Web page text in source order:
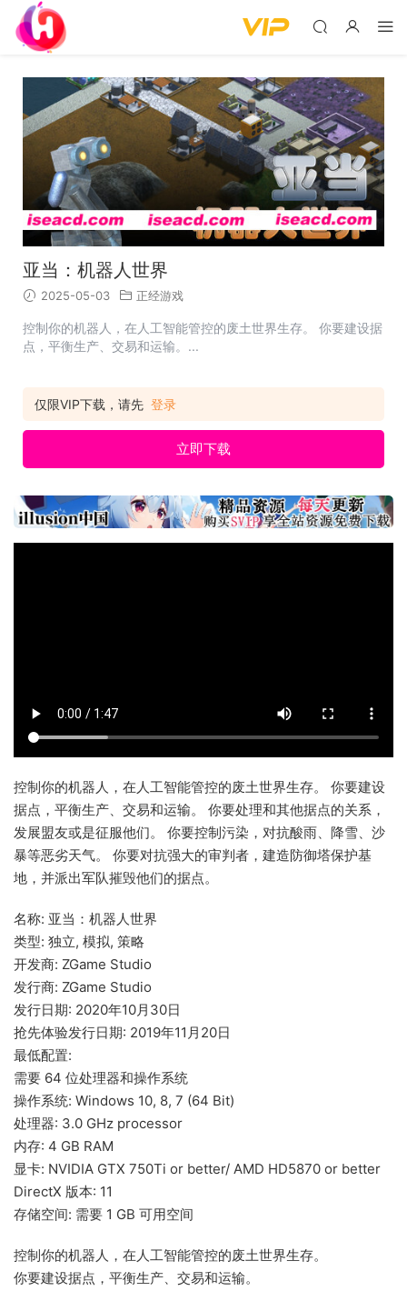
亚当：机器人世界
2025-05-03 正经游戏
控制你的机器人，在人工智能管控的废土世界生存。 你要建设据
点，平衡生产、交易和运输。...
仅限VIP下载，请先 登录
立即下载
控制你的机器人，在人工智能管控的废土世界生存。 你要建设
据点，平衡生产、交易和运输。 你要处理和其他据点的关系，
发展盟友或是征服他们。 你要控制污染，对抗酸雨、降雪、沙
暴等恶劣天气。 你要对抗强大的审判者，建造防御塔保护基
地，并派出军队摧毁他们的据点。
名称: 亚当：机器人世界
类型: 独立, 模拟, 策略
开发商: ZGame Studio
发行商: ZGame Studio
发行日期: 2020年10月30日
抢先体验发行日期: 2019年11月20日
最低配置:
需要 64 位处理器和操作系统
操作系统: Windows 10, 8, 7 (64 Bit)
处理器: 3.0 GHz processor
内存: 4 GB RAM
显卡: NVIDIA GTX 750Ti or better/ AMD HD5870 or better
DirectX 版本: 11
存储空间: 需要 1 GB 可用空间
控制你的机器人，在人工智能管控的废土世界生存。
你要建设据点，平衡生产、交易和运输。